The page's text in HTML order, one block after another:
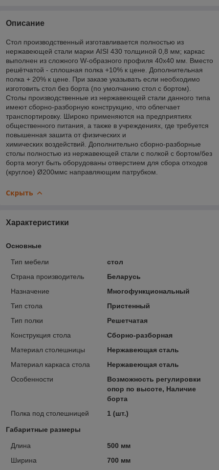
Описание
Стол производственный изготавливается полностью из
нержавеющей стали марки AISI 430 толщиной 0,8 мм; каркас
выполнен из сложного W-образного профиля 40х40 мм. Вместо
решётчатой - сплошная полка +10% к цене. Дополнительная
полка + 20% к цене. При заказе указывать если необходимо
изготовить стол без борта (по умолчанию стол с бортом).
Столы производственные из нержавеющей стали данного типа
имеют сборно-разборную конструкцию, что облегчает
транспортировку. Широко применяются на предприятиях
общественного питания, а также в учреждениях, где требуется
повышенная зашита от физических и
химических воздействий. Дополнительно сборно-разборные
столы полностью из нержавеющей стали с полкой с бортом/без
борта могут быть оборудованы отверстием для сбора отходов
(круглое) Ø200ммс направляющим патрубком.
Скрыть
Характеристики
Основные
Тип мебели
стол
Страна производитель
Беларусь
Назначение
Многофункциональный
Тип стола
Пристенный
Тип полки
Решетчатая
Конструкция стола
Сборно-разборная
Материал столешницы
Нержавеющая сталь
Материал каркаса стола
Нержавеющая сталь
Особенности
Возможность регулировки
опор по высоте, Наличие
борта
Полка под столешницей
1 (шт.)
Габаритные размеры
Длина
500 мм
Ширина
700 мм